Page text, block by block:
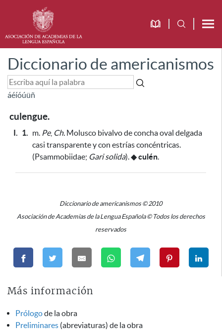
Diccionario de americanismos
áéíóúüñ
culengue.
I. 1. m. Pe, Ch. Molusco bivalvo de concha oval delgada
casi transparente y con estrías concéntricas.
(Psammobiidae; Gari solida).◆culén.
Diccionario de americanismos © 2010
Asociación de Academias de la Lengua Española © Todos los derechos
reservados
Más información
Prólogode la obra
Preliminares (abreviaturas) de la obra